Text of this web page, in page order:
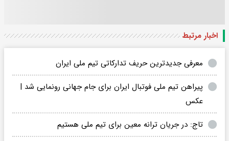
اخبار مرتبط
معرفی جدیدترین حریف تدارکاتی تیم ملی ایران
پیراهن تیم ملی فوتبال ایران برای جام جهانی رونمایی شد |
عکس
تاج: در جریان ترانه معین برای تیم ملی هستیم